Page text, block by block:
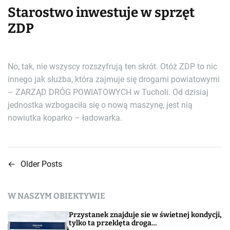
Starostwo inwestuje w sprzęt
ZDP
No, tak, nie wszyscy rozszyfrują ten skrót. Otóż ZDP to nic
innego jak służba, która zajmuje się drogami powiatowymi
– ZARZĄD DRÓG POWIATOWYCH w Tucholi. Od dzisiaj
jednostka wzbogaciła się o nową maszynę, jest nią
nowiutka koparko – ładowarka.
N
i
← Older Posts
W NASZYM OBIEKTYWIE
Przystanek znajduje sie w świetnej kondycji,
tylko ta przeklęta droga…